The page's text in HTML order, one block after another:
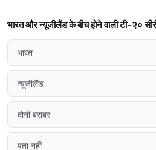
भारत और न्यूजीलैंड के बीच होने वाली टी-२०
भारत
न्यूजीलैंड
दोनों बराबर
पता नहीं